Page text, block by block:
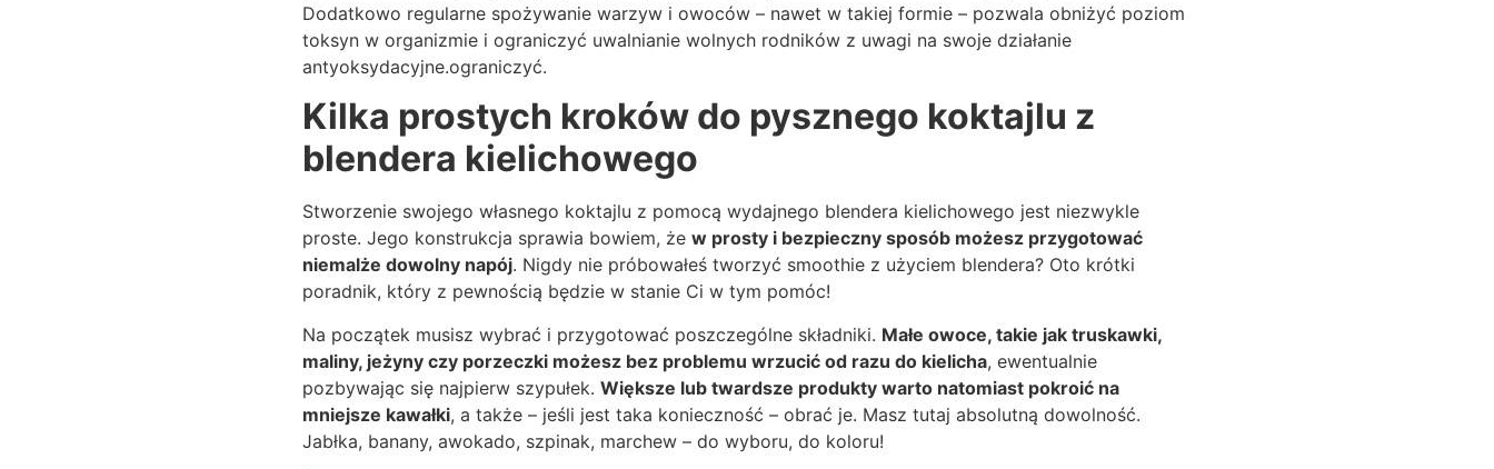
Dodatkowo regularne spożywanie warzyw i owoców – nawet w takiej formie – pozwala obniżyć poziom
toksyn w organizmie i ograniczyć uwalnianie wolnych rodników z uwagi na swoje działanie
antyoksydacyjne.ograniczyć.
Kilka prostych kroków do pysznego koktajlu z
blendera kielichowego
Stworzenie swojego własnego koktajlu z pomocą wydajnego blendera kielichowego jest niezwykle
proste. Jego konstrukcja sprawia bowiem, że w prosty i bezpieczny sposób możesz przygotować
niemalże dowolny napój. Nigdy nie próbowałeś tworzyć smoothie z użyciem blendera? Oto krótki
poradnik, który z pewnością będzie w stanie Ci w tym pomóc!
Na początek musisz wybrać i przygotować poszczególne składniki. Małe owoce, takie jak truskawki,
maliny, jeżyny czy porzeczki możesz bez problemu wrzucić od razu do kielicha, ewentualnie
pozbywając się najpierw szypułek. Większe lub twardsze produkty warto natomiast pokroić na
mniejsze kawałki, a także – jeśli jest taka konieczność – obrać je. Masz tutaj absolutną dowolność.
Jabłka, banany, awokado, szpinak, marchew – do wyboru, do koloru!